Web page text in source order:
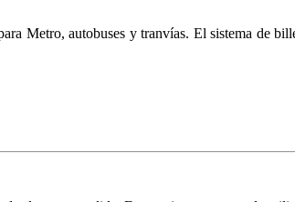
Metro, autobuses y tranvías. El sistema de